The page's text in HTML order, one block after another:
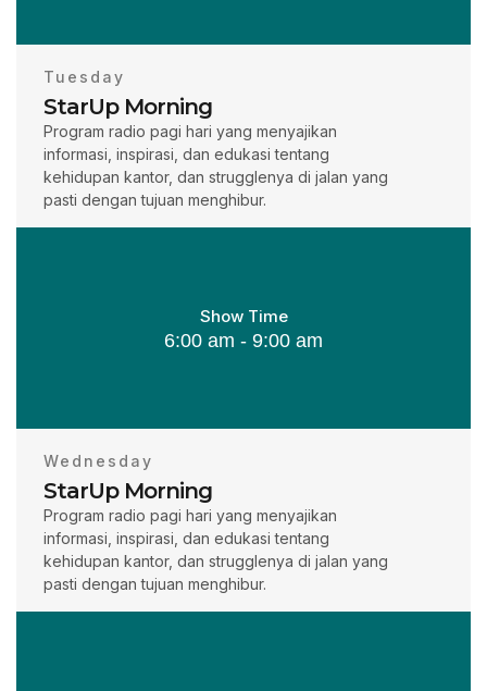
Tuesday
StarUp Morning
Program radio pagi hari yang menyajikan
informasi, inspirasi, dan edukasi tentang
kehidupan kantor, dan strugglenya di jalan yang
pasti dengan tujuan menghibur.
Show Time
6:00 am - 9:00 am
Wednesday
StarUp Morning
Program radio pagi hari yang menyajikan
informasi, inspirasi, dan edukasi tentang
kehidupan kantor, dan strugglenya di jalan yang
pasti dengan tujuan menghibur.